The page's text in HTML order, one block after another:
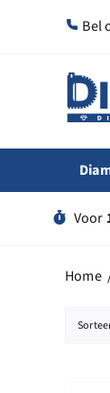
Bel
Voor
Home